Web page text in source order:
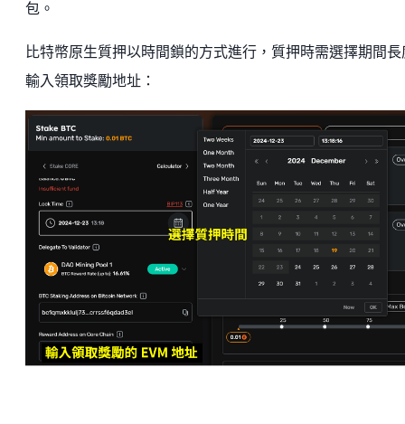
包。
比特幣原生質押以時間鎖的方式進行，質押時需選擇期間長
輸入領取獎勵地址：